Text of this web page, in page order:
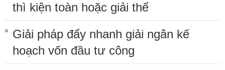
thì kiện toàn hoặc giải thể
Giải pháp đẩy nhanh giải ngân kế
hoạch vốn đầu tư công